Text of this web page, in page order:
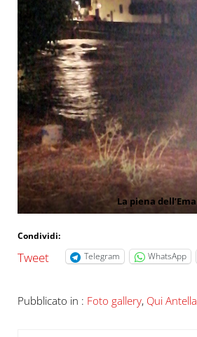
La piena dell’Ema
Condividi:
Tweet Telegram WhatsApp
Pubblicato in : Foto gallery, Qui Antella